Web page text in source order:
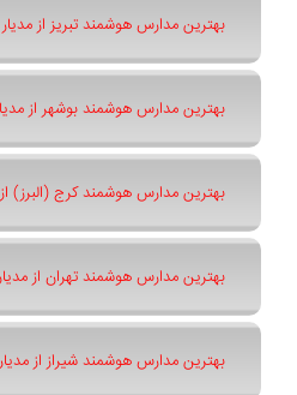
بهترین مدارس هوشمند تبریز از
بهترین مدارس هوشمند بوشهر از
بهترین مدارس هوشمند کرج (البرز)
بهترین مدارس هوشمند تهران از
بهترین مدارس هوشمند شیراز از